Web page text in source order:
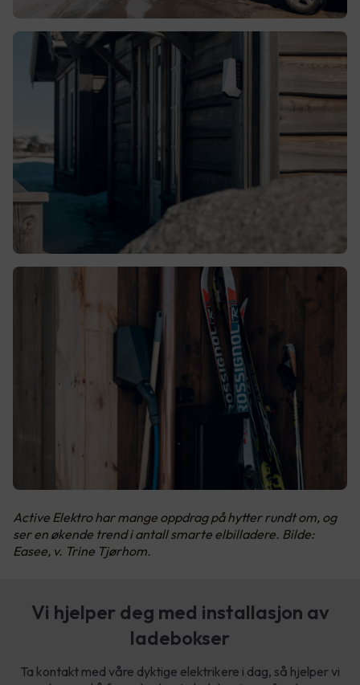
Active Elektro har mange oppdrag på hytter rundt om, og
ser en økende trend i antall smarte elbilladere. Bilde:
Easee, v. Trine Tjørhom.
Vi hjelper deg med installasjon av
ladebokser
Ta kontakt med våre dyktige elektrikere i dag, så hjelper vi